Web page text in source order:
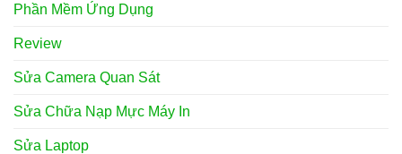
Phần Mềm Ứng Dụng
Review
Sửa Camera Quan Sát
Sửa Chữa Nạp Mực Máy In
Sửa Laptop